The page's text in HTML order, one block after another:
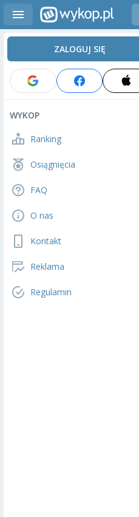
ZALOGUJ SIĘ
WYKOP
Ranking
Osiągnięcia
FAQ
O nas
Kontakt
Reklama
Regulamin